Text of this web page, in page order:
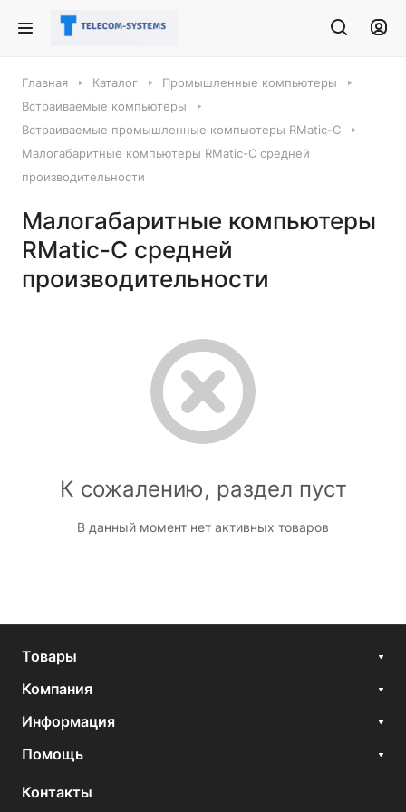
Главная Каталог
Промышленные компьютеры
Встраиваемые компьютеры
Встраиваемые промышленные компьютеры RMatic-C
Малогабаритные компьютеры RMatic-C средней
производительности
Малогабаритные компьютеры
RMatic-C средней
производительности
К сожалению, раздел пуст
В данный момент нет активных товаров
Товары
Компания
Информация
Помощь
Контакты